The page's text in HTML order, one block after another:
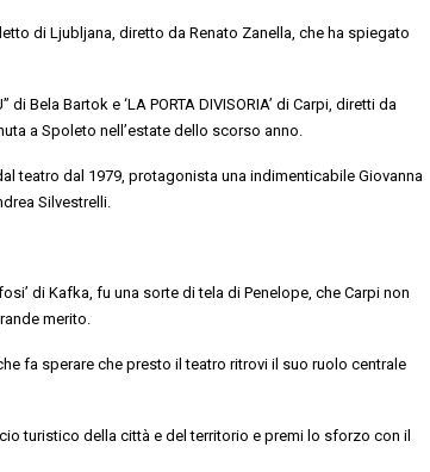
diLjubljana, diretto da Renato Zanella, che ha spiegato
di Bela Bartok e ‘LA PORTA DIVISORIA’ di Carpi, diretti da
a Spoleto nell’estate dello scorso anno.
teatro dal 1979, protagonista una indimenticabile Giovanna
Silvestrelli.
di Kafka, fu una sorte di tela di Penelope, che Carpi non
merito.
fa sperare che presto il teatro ritrovi il suo ruolo centrale
turistico della città e del territorio e premi lo sforzo con il